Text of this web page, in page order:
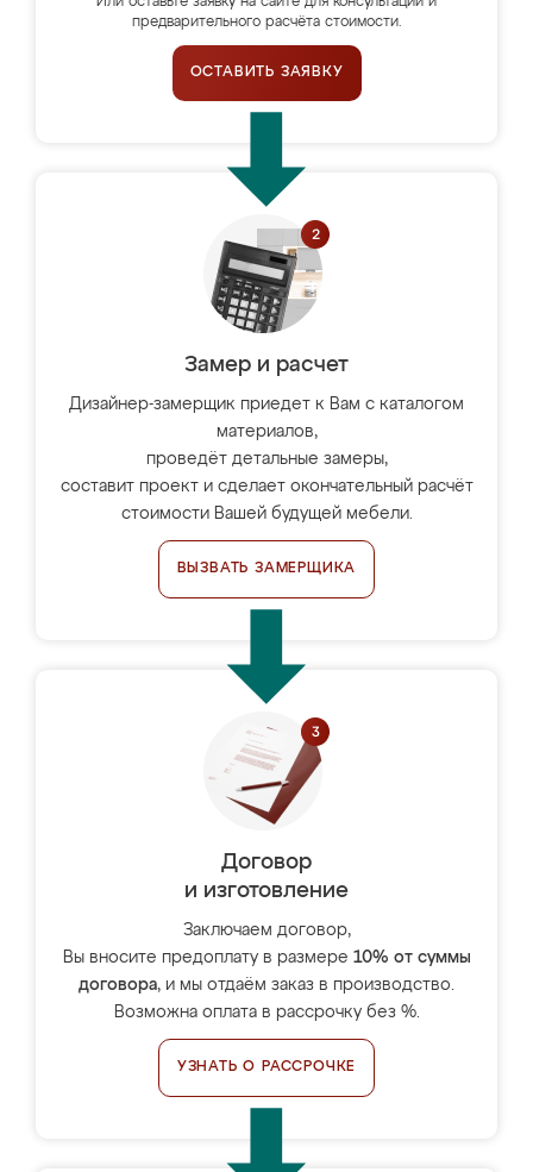
предварительного расчёта стоимости.
ОСТАВИТЬ ЗАЯВКУ
Замер и расчет
Дизайнер-замерщик приедет к Вам с каталогом
материалов,
проведёт детальные замеры,
составит проект и сделает окончательный расчёт
стоимости Вашей будущей мебели.
ВЫЗВАТЬ ЗАМЕРЩИКА
Договор
и изготовление
Заключаем договор,
Вы вносите предоплату в размере 10% от суммы
договора, и мы отдаём заказ в производство.
Возможна оплата в рассрочку без %.
УЗНАТЬ О РАССРОЧКЕ